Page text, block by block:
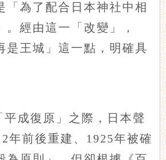
「為了配合日本神社中相
。經由這一「改變」，
是王城」這一點，明確具
平成復原」之際，日本聲
年前後重建、1925年被確